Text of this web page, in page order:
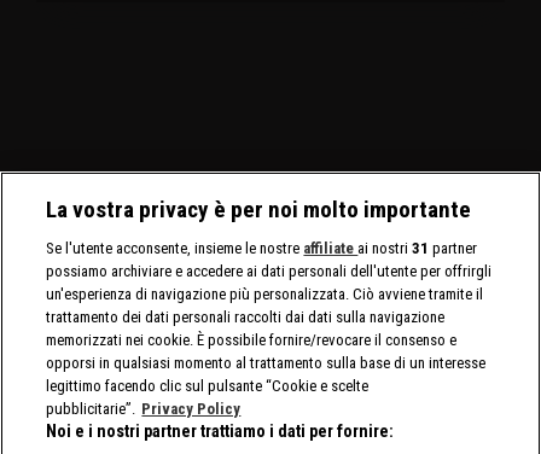
La vostra privacy è per noi molto importante
Se l'utente acconsente, insieme le nostre affiliate ai nostri31 partner
possiamo archiviare e accedere ai dati personali dell'utente per offrirgli
un'esperienza di navigazione più personalizzata. Ciò avviene tramite il
trattamento dei dati personali raccolti dai dati sulla navigazione
memorizzati nei cookie. È possibile fornire/revocare il consenso e
opporsi in qualsiasi momento al trattamento sulla base di un interesse
legittimo facendo clic sul pulsante “Cookie e scelte
pubblicitarie”. Privacy Policy
Noi e i nostri partner trattiamo i dati per fornire: